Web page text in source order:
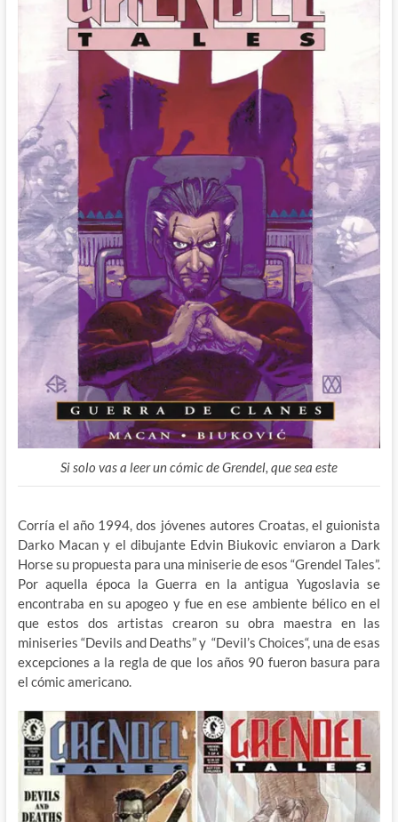
Si solo vas a leer un cómic de Grendel, que sea este
Corría el año 1994, dos jóvenes autores Croatas, el guionista
Darko Macan y el dibujante Edvin Biukovic enviaron a Dark
Horse su propuesta para una miniserie de esos “Grendel Tales”.
Por aquella época la Guerra en la antigua Yugoslavia se
encontraba en su apogeo y fue en ese ambiente bélico en el
que estos dos artistas crearon su obra maestra en las
miniseries “Devils and Deaths” y “Devil’s Choices“, una de esas
excepciones a la regla de que los años 90 fueron basura para
el cómic americano.